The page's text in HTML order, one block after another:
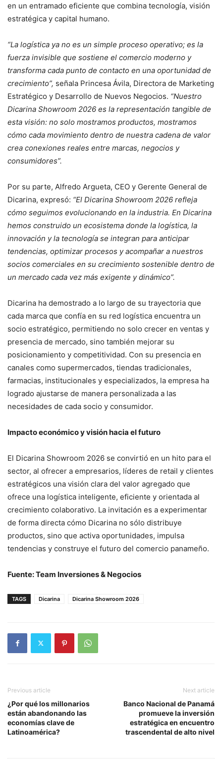
en un entramado eficiente que combina tecnología, visión
estratégica y capital humano.
“La logística ya no es un simple proceso operativo; es la
fuerza invisible que sostiene el comercio moderno y
transforma cada punto de contacto en una oportunidad de
crecimiento”, señala Princesa Ávila, Directora de Marketing
Estratégico y Desarrollo de Nuevos Negocios. “Nuestro
Dicarina Showroom 2026 es la representación tangible de
esta visión: no solo mostramos productos, mostramos
cómo cada movimiento dentro de nuestra cadena de valor
crea conexiones reales entre marcas, negocios y
consumidores”.
Por su parte, Alfredo Argueta, CEO y Gerente General de
Dicarina, expresó: “El Dicarina Showroom 2026 refleja
cómo seguimos evolucionando en la industria. En Dicarina
hemos construido un ecosistema donde la logística, la
innovación y la tecnología se integran para anticipar
tendencias, optimizar procesos y acompañar a nuestros
socios comerciales en su crecimiento sostenible dentro de
un mercado cada vez más exigente y dinámico”.
Dicarina ha demostrado a lo largo de su trayectoria que
cada marca que confía en su red logística encuentra un
socio estratégico, permitiendo no solo crecer en ventas y
presencia de mercado, sino también mejorar su
posicionamiento y competitividad. Con su presencia en
canales como supermercados, tiendas tradicionales,
farmacias, institucionales y especializados, la empresa ha
logrado ajustarse de manera personalizada a las
necesidades de cada socio y consumidor.
Impacto económico y visión hacia el futuro
El Dicarina Showroom 2026 se convirtió en un hito para el
sector, al ofrecer a empresarios, líderes de retail y clientes
estratégicos una visión clara del valor agregado que
ofrece una logística inteligente, eficiente y orientada al
crecimiento colaborativo. La invitación es a experimentar
de forma directa cómo Dicarina no sólo distribuye
productos, sino que activa oportunidades, impulsa
tendencias y construye el futuro del comercio panameño.
Fuente: Team Inversiones & Negocios
TAGS Dicarina Dicarina Showroom 2026
Previous article
¿Por qué los millonarios
están abandonando las
economías clave de
Latinoamérica?
Next article
Banco Nacional de Panamá
promueve la inversión
estratégica en encuentro
trascendental de alto nivel